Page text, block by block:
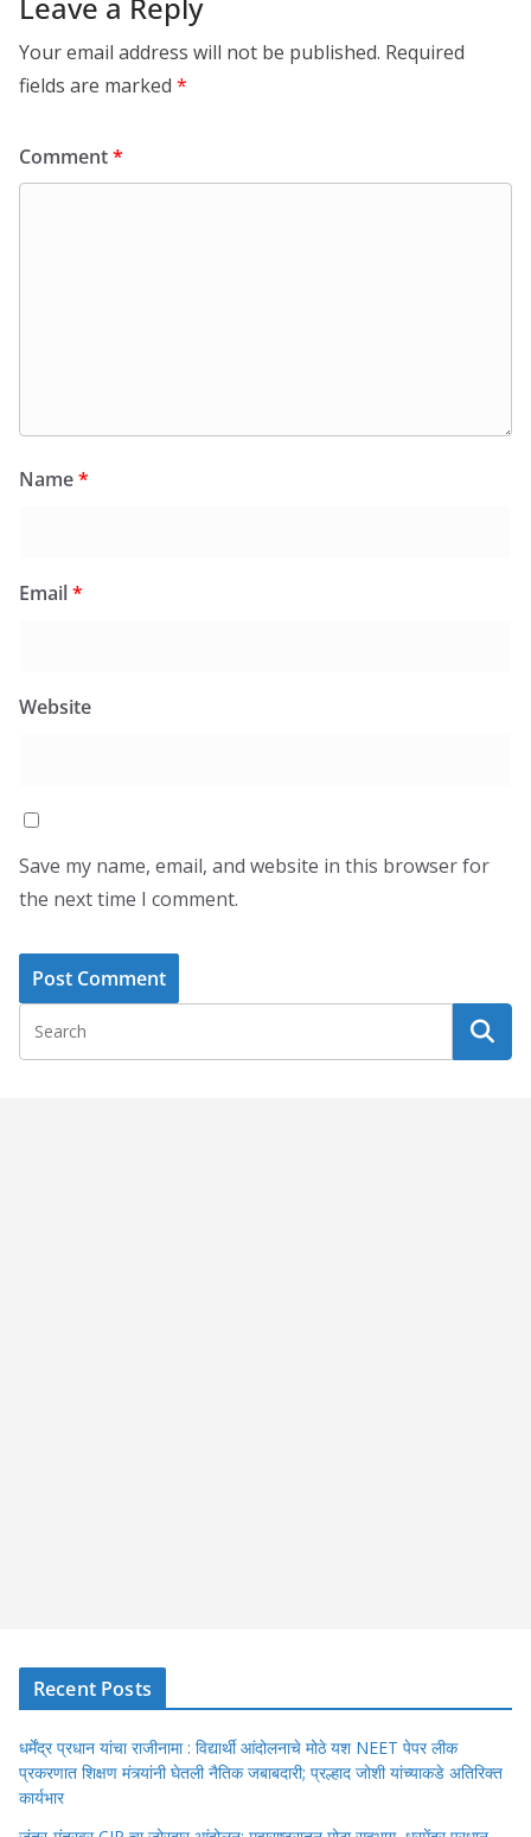
Your email address will not be published. Required
fields are marked *
Comment*
Name*
Email*
Website
Save my name, email, and website in this browser for
the next time I comment.
Recent Posts
धर्मेंद्र प्रधान यांचा राजीनामा : विद्यार्थी आंदोलनाचे मोठे यश NEET पेपर लीक
प्रकरणात शिक्षण मंत्र्यांनी घेतली नैतिक जबाबदारी; प्रल्हाद जोशी यांच्याकडे अतिरिक्त
कार्यभार